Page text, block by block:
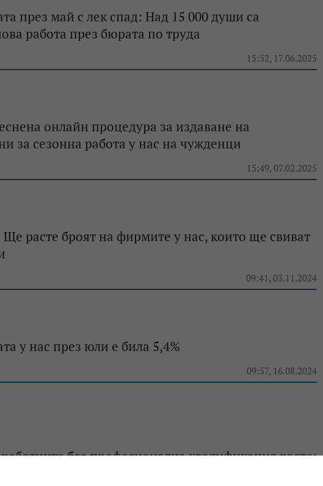
през май с лек спад: Над 15 000 души са
работа през бюрата по труда
15:52, 17.06.2025
онлайн процедура за издаване на
за сезонна работа у нас на чужденци
15:49, 07.02.2025
расте броят на фирмите у нас, които ще свиват
09:41, 03.11.2024
у нас през юли е била 5,4%
09:57, 16.08.2024
без професионална квалификация расте:
им е 87 000 души